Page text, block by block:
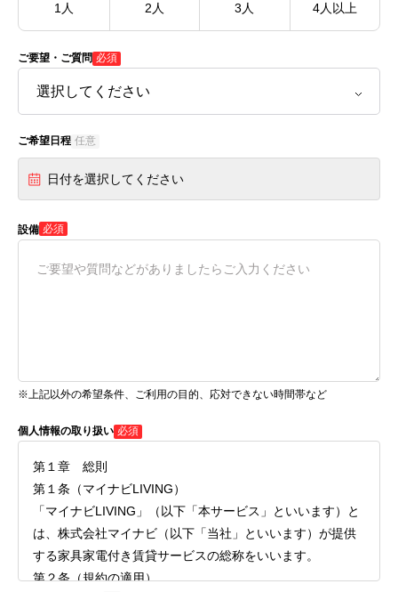
1人 2人 3人 4人以上
ご要望・ご質問 必須
ご希望日程 任意
日付を選択してください
設備 必須
※上記以外の希望条件、ご利用の目的、応対できない時間帯など
個人情報の取り扱い 必須
第１章 総則
第１条（マイナビLIVING）
「マイナビLIVING」（以下「本サービス」といいます）と
は、株式会社マイナビ（以下「当社」といいます）が提供
する家具家電付き賃貸サービスの総称をいいます。
第２条（規約の適用）